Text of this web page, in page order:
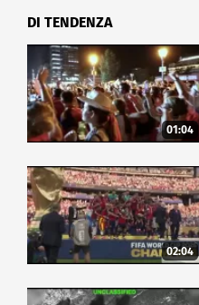
DI TENDENZA
01:04
02:04